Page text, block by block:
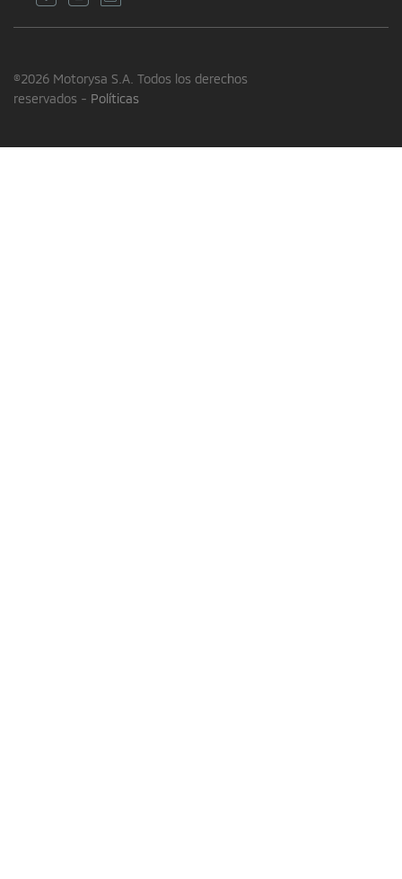
©2026 Motorysa S.A. Todos los derechos
reservados - Políticas